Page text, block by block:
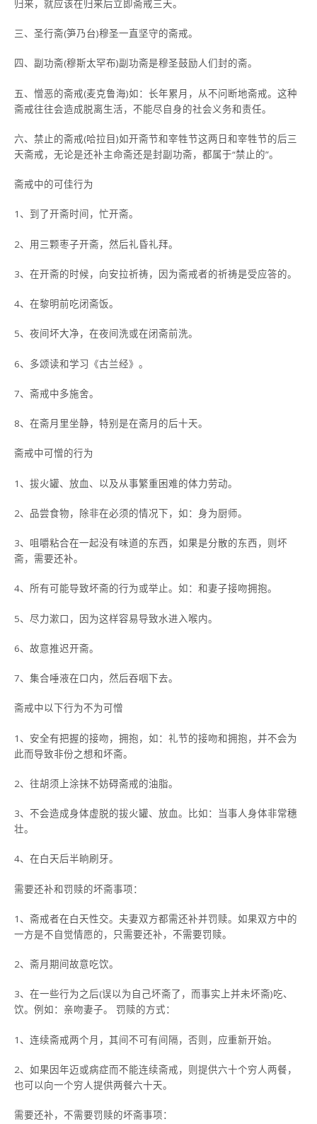
归来，就应该在归来后立即斋戒三天。
三、圣行斋(笋乃台)穆圣一直坚守的斋戒。
四、副功斋(穆斯太罕布)副功斋是穆圣鼓励人们封的斋。
五、憎恶的斋戒(麦克鲁海)如：长年累月，从不问断地斋戒。这种
斋戒往往会造成脱离生活，不能尽自身的社会义务和责任。
六、禁止的斋戒(哈拉目)如开斋节和宰牲节这两日和宰牲节的后三
天斋戒，无论是还补主命斋还是封副功斋，都属于“禁止的”。
斋戒中的可佳行为
1、到了开斋时间，忙开斋。
2、用三颗枣子开斋，然后礼昏礼拜。
3、在开斋的时候，向安拉祈祷，因为斋戒者的祈祷是受应答的。
4、在黎明前吃闭斋饭。
5、夜间坏大净，在夜间洗或在闭斋前洗。
6、多颂读和学习《古兰经》。
7、斋戒中多施舍。
8、在斋月里坐静，特别是在斋月的后十天。
斋戒中可憎的行为
1、拔火罐、放血、以及从事繁重困难的体力劳动。
2、品尝食物，除非在必须的情况下，如：身为厨师。
3、咀嚼粘合在一起没有味道的东西，如果是分散的东西，则坏
斋，需要还补。
4、所有可能导致坏斋的行为或举止。如：和妻子接吻拥抱。
5、尽力漱口，因为这样容易导致水进入喉内。
6、故意推迟开斋。
7、集合唾液在口内，然后吞咽下去。
斋戒中以下行为不为可憎
1、安全有把握的接吻，拥抱，如：礼节的接吻和拥抱，并不会为
此而导致非份之想和坏斋。
2、往胡须上涂抹不妨碍斋戒的油脂。
3、不会造成身体虚脱的拔火罐、放血。比如：当事人身体非常穗
壮。
4、在白天后半晌刷牙。
需要还补和罚赎的坏斋事项：
1、斋戒者在白天性交。夫妻双方都需还补并罚赎。如果双方中的
一方是不自觉情愿的，只需要还补，不需要罚赎。
2、斋月期间故意吃饮。
3、在一些行为之后(误以为自己坏斋了，而事实上并未坏斋)吃、
饮。例如：亲吻妻子。 罚赎的方式：
1、连续斋戒两个月，其间不可有间隔，否则，应重新开始。
2、如果因年迈或病症而不能连续斋戒，则提供六十个穷人两餐，
也可以向一个穷人提供两餐六十天。
需要还补，不需要罚赎的坏斋事项：